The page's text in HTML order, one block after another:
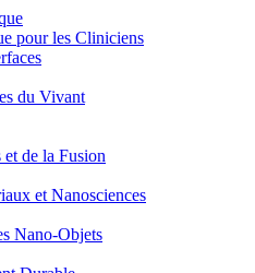
pour les Cliniciens
du Vivant
de la Fusion
et Nanosciences
Nano-Objets